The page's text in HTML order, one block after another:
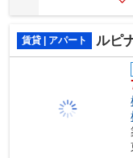
賃貸 | アパート ルピ